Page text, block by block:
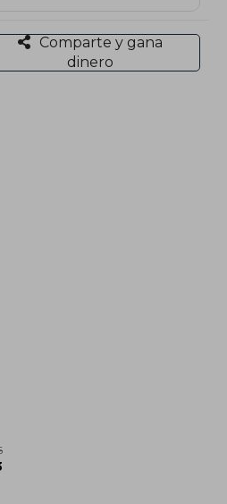
Comparte y gana
dinero